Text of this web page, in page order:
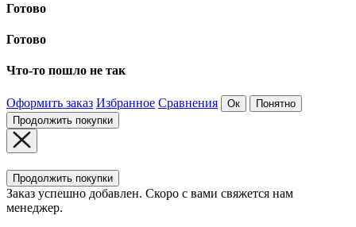
Готово
Готово
Что-то пошло не так
Оформить заказ Избранное Сравнения Ок
Понятно
Продолжить покупки
Продолжить покупки
Заказ успешно добавлен. Скоро с вами свяжется нам
менеджер.